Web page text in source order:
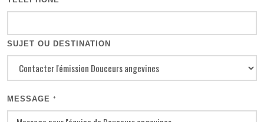
SUJET OU DESTINATION
MESSAGE *